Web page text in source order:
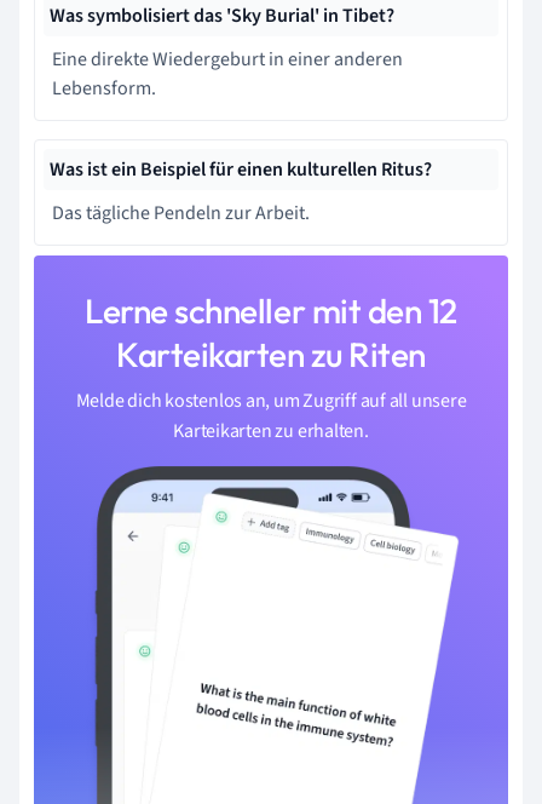
Was symbolisiert das 'Sky Burial' in Tibet?
Eine direkte Wiedergeburt in einer anderen
Lebensform.
Was ist ein Beispiel für einen kulturellen Ritus?
Das tägliche Pendeln zur Arbeit.
Lerne schneller mit den 12
Karteikarten zu Riten
Melde dich kostenlos an, um Zugriff auf all unsere
Karteikarten zu erhalten.